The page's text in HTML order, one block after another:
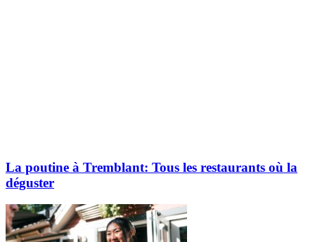
La poutine à Tremblant: Tous les restaurants où la
déguster